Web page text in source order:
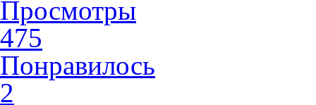
Просмотры
475
Понравилось
2